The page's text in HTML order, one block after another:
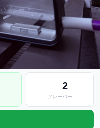
2
フレーバー